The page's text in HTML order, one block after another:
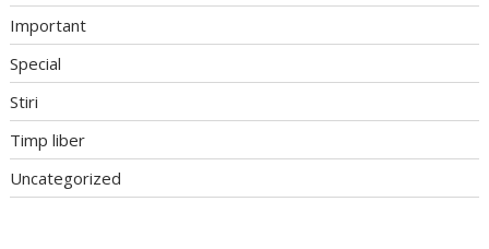
Important
Special
Stiri
Timp liber
Uncategorized